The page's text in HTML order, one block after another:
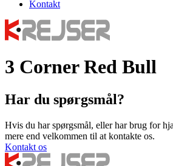
Kontakt
3 Corner Red Bull
Har du spørgsmål?
Hvis du har spørgsmål, eller har brug for
mere end velkommen til at kontakte os.
Kontakt os